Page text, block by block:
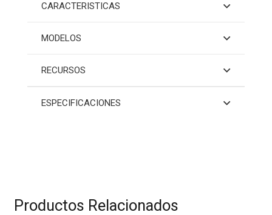
CARACTERISTICAS
ESPECIFICACIONES
MODELOS
RECURSOS
Productos Relacionados